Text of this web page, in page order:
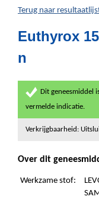
Terug naar
Euthyrox
n
Dit geneesmiddel
vermelde indicatie.
Verkrijgbaarheid:
Over dit
Werkzame stof: